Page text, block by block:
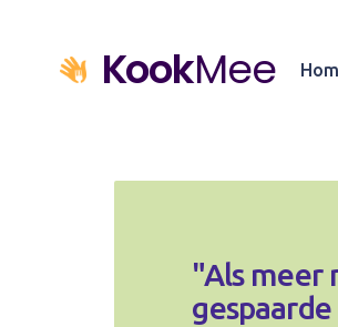
KookMee
"Als meer